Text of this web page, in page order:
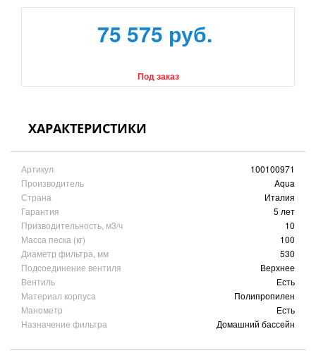
75 575 руб.
Под заказ
ХАРАКТЕРИСТИКИ
Артикул
100100971
Производитель
Aqua
Страна
Италия
Гарантия
5 лет
Призводительность, м3/ч
10
Масса песка (кг)
100
Диаметр фильтра, мм
530
Подсоединение вентиля
Верхнее
Вентиль
Есть
Материал корпуса
Полипропилен
Манометр
Есть
Назначение фильтра
Домашний бассейн